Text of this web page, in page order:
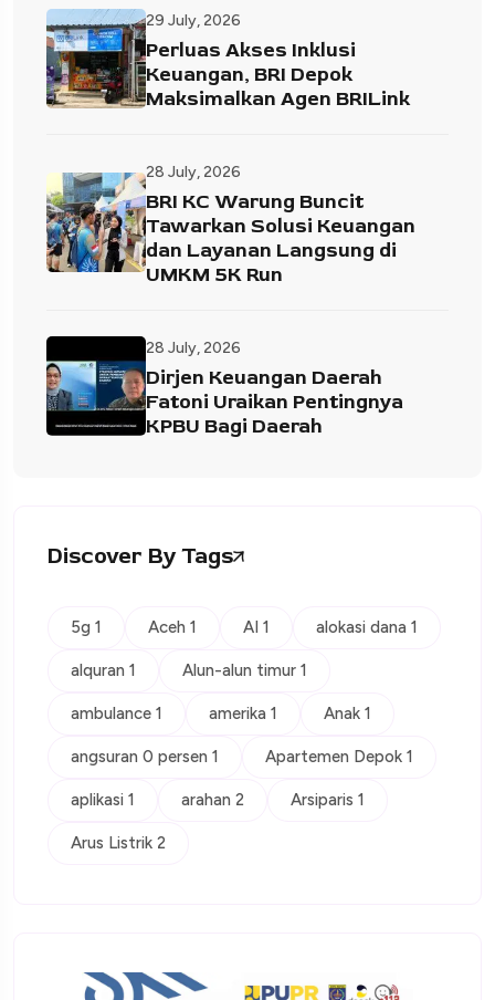
29 July, 2026
Perluas Akses Inklusi
Keuangan, BRI Depok
Maksimalkan Agen BRILink
28 July, 2026
BRI KC Warung Buncit
Tawarkan Solusi Keuangan
dan Layanan Langsung di
UMKM 5K Run
28 July, 2026
Dirjen Keuangan Daerah
Fatoni Uraikan Pentingnya
KPBU Bagi Daerah
Discover By Tags
5g 1 Aceh 1 AI 1 alokasi dana 1
alquran 1 Alun-alun timur 1
ambulance 1 amerika 1 Anak 1
angsuran 0 persen 1 Apartemen Depok 1
aplikasi 1 arahan 2 Arsiparis 1
Arus Listrik 2